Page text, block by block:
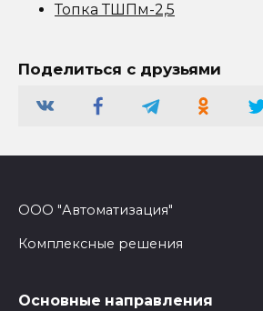
Топка ТШПм-2,5
Поделиться с друзьями
ООО "Автоматизация"
Комплексные решения
Основные направления